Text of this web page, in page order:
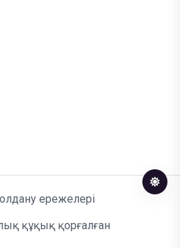
ережелері
құқық қорғалған